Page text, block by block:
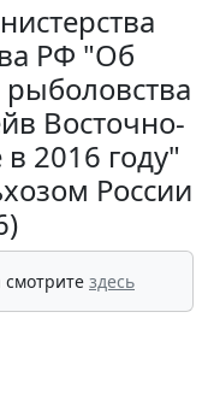
РФ "Об
рыболовства
Восточно-
2016 году"
России
здесь